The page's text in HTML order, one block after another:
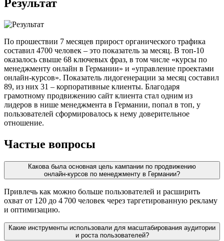
Результат
По прошествии 7 месяцев прирост органического трафика
составил 4700 человек – это показатель за месяц. В топ-10
оказалось свыше 68 ключевых фраз, в том числе «курсы по
менеджменту онлайн в Германии» и «управление проектами
онлайн-курсов». Показатель лидогенерации за месяц составил
89, из них 31 – корпоративные клиенты. Благодаря
грамотному продвижению сайт клиента стал одним из
лидеров в нише менеджмента в Германии, попал в топ, у
пользователей сформировалось к нему доверительное
отношение.
Частые вопросы
Какова была основная цель кампании по продвижению
онлайн‑курсов по менеджменту в Германии?
Привлечь как можно больше пользователей и расширить
охват от 120 до 4 700 человек через таргетированную рекламу
и оптимизацию.
Какие инструменты использовали для масштабирования аудитории
и роста пользователей?